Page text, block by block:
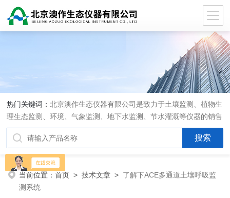
热门关键词：北京澳作生态仪器有限公司是致力于土壤监测、植物生
理生态监测、环境、气象监测、地下水监测、节水灌溉等仪器的销售
和系统集成的专业公司
当前位置：首页 >技术文章 > 了解下ACE多通道土壤呼吸监
测系统